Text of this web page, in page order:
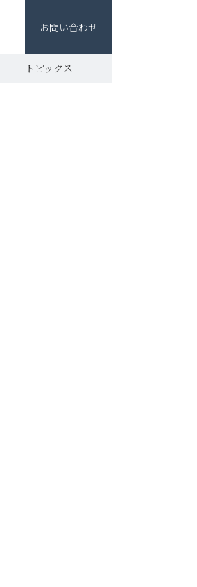
お問い合わせ
トピックス